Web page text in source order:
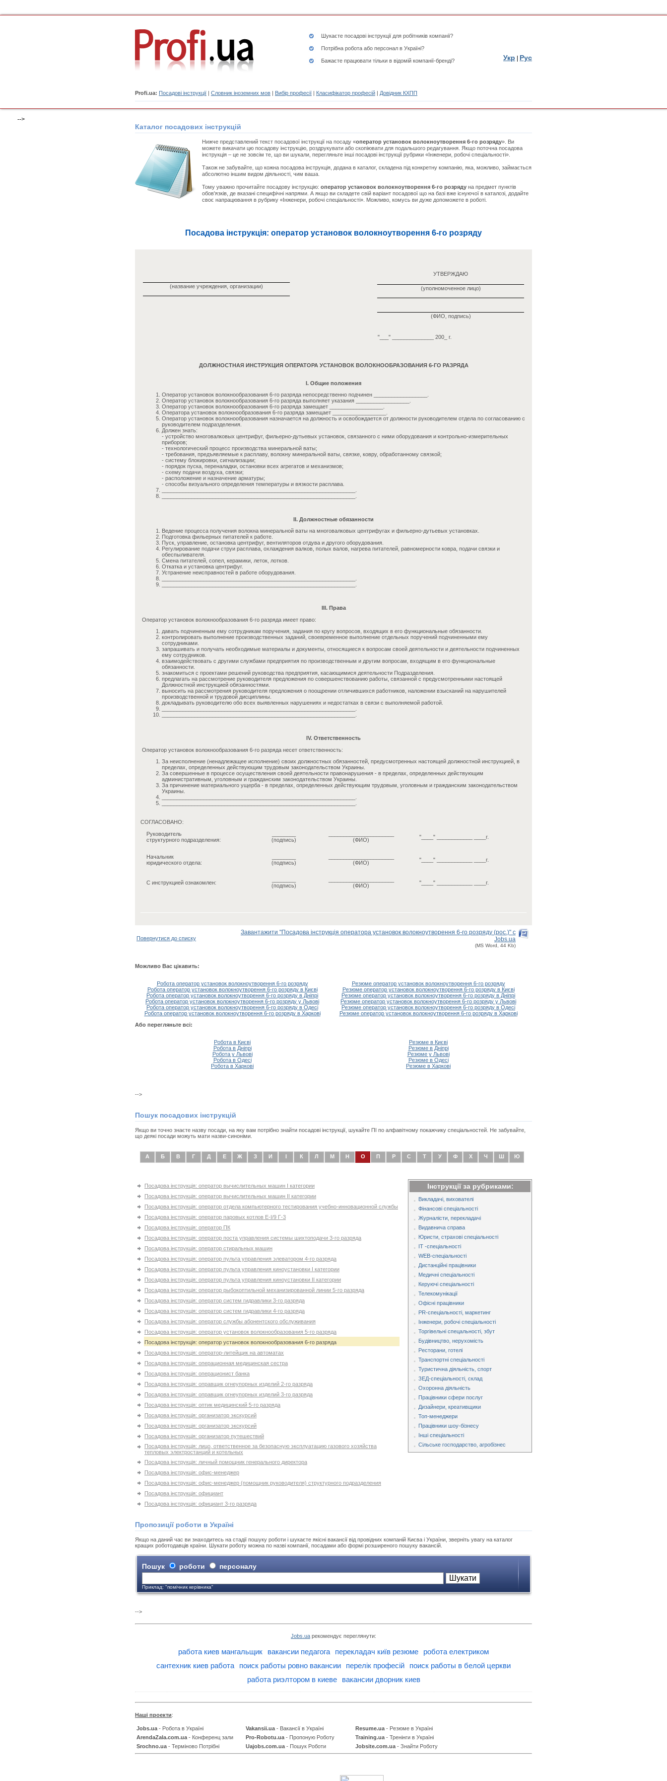
Шукаєте посадові інструкції для робітників компанії?
Потрібна робота або персонал в Україні?
Бажаєте працювати тільки в відомій компанії-бренді?
Profi.ua: Посадові інструкції | Словник іноземних мов | Вибір професії | Класифікатор професій | Довідник КХПП
Укр Рус
-->
Каталог посадових інструкцій
Нижче представлений текст посадової інструкції на посаду «оператор установок волокноутворення 6-го розряду». Ви
можете викачати цю посадову інструкцію, роздрукувати або скопіювати для подальшого редагування. Якщо поточна посадова
інструкція – це не зовсім те, що ви шукали, перегляньте інші посадові інструкції рубрики «Інженери, робочі спеціальності».
Також не забувайте, що кожна посадова інструкція, додана в каталог, складена під конкретну компанію, яка, можливо, займається
абсолютно іншим видом діяльності, чим ваша.
Тому уважно прочитайте посадову інструкцію: оператор установок волокноутворення 6-го розряду на предмет пунктів
обов'язків, де вказані специфічні напрями. А якщо ви складете свій варіант посадової що на базі вже існуючої в каталозі, додайте
своє напрацювання в рубрику «Інженери, робочі спеціальності». Можливо, комусь ви дуже допоможете в роботі.
Посадова інструкція: оператор установок волокноутворення 6-го розряду
(название учреждения, организации)
УТВЕРЖДАЮ
(уполномоченное лицо)
(ФИО, подпись)
"___" ______________ 200_ г.
ДОЛЖНОСТНАЯ ИНСТРУКЦИЯ ОПЕРАТОРА УСТАНОВОК ВОЛОКНООБРАЗОВАНИЯ 6-ГО РАЗРЯДА
I. Общие положения
Оператор установок волокнообразования 6-го разряда непосредственно подчинен __________________.
Оператор установок волокнообразования 6-го разряда выполняет указания __________________.
Оператор установок волокнообразования 6-го разряда замещает __________________.
Оператора установок волокнообразования 6-го разряда замещает __________________.
Оператор установок волокнообразования назначается на должность и освобождается от должности руководителем отдела по согласованию с
руководителем подразделения.
Должен знать:
- устройство многовалковых центрифуг, фильерно-дутьевых установок, связанного с ними оборудования и контрольно-измерительных
приборов;
- технологический процесс производства минеральной ваты;
- требования, предъявляемые к расплаву, волокну минеральной ваты, связке, ковру, обработанному связкой;
- систему блокировки, сигнализации;
- порядок пуска, переналадки, остановки всех агрегатов и механизмов;
- схему подачи воздуха, связки;
- расположение и назначение арматуры;
- способы визуального определения температуры и вязкости расплава.
II. Должностные обязанности
Ведение процесса получения волокна минеральной ваты на многовалковых центрифугах и фильерно-дутьевых установках.
Подготовка фильерных питателей к работе.
Пуск, управление, остановка центрифуг, вентиляторов отдува и другого оборудования.
Регулирование подачи струи расплава, охлаждения валков, полых валов, нагрева питателей, равномерности ковра, подачи связки и
обеспыливателя.
Смена питателей, сопел, керамики, леток, лотков.
Откатка и установка центрифуг.
Устранение неисправностей в работе оборудования.
III. Права
Оператор установок волокнообразования 6-го разряда имеет право:
давать подчиненным ему сотрудникам поручения, задания по кругу вопросов, входящих в его функциональные обязанности.
контролировать выполнение производственных заданий, своевременное выполнение отдельных поручений подчиненными ему
сотрудниками.
запрашивать и получать необходимые материалы и документы, относящиеся к вопросам своей деятельности и деятельности подчиненных
ему сотрудников.
взаимодействовать с другими службами предприятия по производственным и другим вопросам, входящим в его функциональные
обязанности.
знакомиться с проектами решений руководства предприятия, касающимися деятельности Подразделения.
предлагать на рассмотрение руководителя предложения по совершенствованию работы, связанной с предусмотренными настоящей
Должностной инструкцией обязанностями.
выносить на рассмотрения руководителя предложения о поощрении отличившихся работников, наложении взысканий на нарушителей
производственной и трудовой дисциплины.
докладывать руководителю обо всех выявленных нарушениях и недостатках в связи с выполняемой работой.
IV. Ответственность
Оператор установок волокнообразования 6-го разряда несет ответственность:
За неисполнение (ненадлежащее исполнение) своих должностных обязанностей, предусмотренных настоящей должностной инструкцией, в
пределах, определенных действующим трудовым законодательством Украины.
За совершенные в процессе осуществления своей деятельности правонарушения - в пределах, определенных действующим
административным, уголовным и гражданским законодательством Украины.
За причинение материального ущерба - в пределах, определенных действующим трудовым, уголовным и гражданским законодательством
Украины.
СОГЛАСОВАНО:
Руководитель
структурного подразделения:
(подпись)
(ФИО)
"____" ____________ ____г.
Начальник
юридического отдела:
(подпись)
(ФИО)
"____" ____________ ____г.
С инструкцией ознакомлен:
(подпись)
(ФИО)
"____" ____________ ____г.
Повернутися до списку
Завантажити "Посадова інструкція оператора установок волокноутворення 6-го розряду (рос.)" с
Jobs.ua
(MS Word, 44 Kb)
Можливо Вас цікавить:
Робота оператор установок волокноутворення 6-го розряду
Резюме оператор установок волокноутворення 6-го розряду
Робота оператор установок волокноутворення 6-го розряду в Києві
Резюме оператор установок волокноутворення 6-го розряду в Києві
Робота оператор установок волокноутворення 6-го розряду в Дніпрі
Резюме оператор установок волокноутворення 6-го розряду в Дніпрі
Робота оператор установок волокноутворення 6-го розряду у Львові
Резюме оператор установок волокноутворення 6-го розряду у Львові
Робота оператор установок волокноутворення 6-го розряду в Одесі
Резюме оператор установок волокноутворення 6-го розряду в Одесі
Робота оператор установок волокноутворення 6-го розряду в Харкові
Резюме оператор установок волокноутворення 6-го розряду в Харкові
Або перегляньте всі:
Робота в Києві
Резюме в Києві
Робота в Дніпрі
Резюме в Дніпрі
Робота у Львові
Резюме у Львові
Робота в Одесі
Резюме в Одесі
Робота в Харкові
Резюме в Харкові
-->
Пошук посадових інструкцій
Якщо ви точно знаєте назву посади, на яку вам потрібно знайти посадові інструкції, шукайте ПІ по алфавітному покажчику спеціальностей. Не забувайте,
що деякі посади можуть мати назви-синоніми.
А Б В Г Д Е Ж З И І К Л М Н О П Р С Т У Ф Х Ч Ш Ю
Посадова інструкція: оператор вычислительных машин I категории
Посадова інструкція: оператор вычислительных машин II категории
Посадова інструкція: оператор отдела компьютерного тестирования учебно-инновационной службы
Посадова інструкція: оператор паровых котлов E-I/9 Г-3
Посадова інструкція: оператор ПК
Посадова інструкція: оператор поста управления системы шихтоподачи 3-го разряда
Посадова інструкція: оператор стиральных машин
Посадова інструкція: оператор пульта управления элеватором 4-го разряда
Посадова інструкція: оператор пульта управления киноустановки I категории
Посадова інструкція: оператор пульта управления киноустановки IІ категории
Посадова інструкція: оператор рыбокоптильной механизированной линии 5-го разряда
Посадова інструкція: оператор систем гидравлики 3-го разряда
Посадова інструкція: оператор систем гидравлики 4-го разряда
Посадова інструкція: оператор службы абонентского обслуживания
Посадова інструкція: оператор установок волокнообразования 5-го разряда
Посадова інструкція: оператор установок волокнообразования 6-го разряда
Посадова інструкція: оператор-литейщик на автоматах
Посадова інструкція: операционная медицинская сестра
Посадова інструкція: операционист банка
Посадова інструкція: оправщик огнеупорных изделий 2-го разряда
Посадова інструкція: оправщик огнеупорных изделий 3-го разряда
Посадова інструкція: оптик медицинский 5-го разряда
Посадова інструкція: организатор экскурсий
Посадова інструкція: организатор экскурсий
Посадова інструкція: организатор путешествий
Посадова інструкція: лицо, ответственное за безопасную эксплуатацию газового хозяйства
тепловых электростанций и котельных
Посадова інструкція: личный помощник генерального директора
Посадова інструкція: офис-менеджер
Посадова інструкція: офис-менеджер (помощник руководителя) структурного подразделения
Посадова інструкція: официант
Посадова інструкція: официант 3-го разряда
Інструкції за рубриками:
Викладачі, вихователі
Фінансові спеціальності
Журналісти, перекладачі
Видавнича справа
Юристи, страхові спеціальності
IT -спеціальності
WEB-спеціальності
Дистанційні працівники
Медичні спеціальності
Керуючі спеціальності
Телекомунікації
Офісні працівники
PR-спеціальності, маркетинг
Інженери, робочі спеціальності
Торгівельні спецальності, збут
Будівництво, нерухомість
Ресторани, готелі
Транспортні спеціальності
Туристична діяльність, спорт
ЗЕД-спеціальності, склад
Охоронна діяльність
Працівники сфери послуг
Дизайнери, креативщики
Топ-менеджери
Працівники шоу-бізнесу
Інші спеціальності
Сільське господарство, агробізнес
Пропозиції роботи в Україні
Якщо на даний час ви знаходитесь на стадії пошуку роботи і шукаєте якісні вакансії від провідних компаній Києва і України, зверніть увагу на каталог
кращих роботодавців країни. Шукати роботу можна по назві компанії, посадами або формі розширеного пошуку вакансій.
Пошук роботи персоналу
Приклад: "помічник керівника"
-->
Jobs.ua рекомендує переглянути:
работа киев мангальщик вакансии педагога перекладач київ резюме
робота електриком
сантехник киев работа
поиск работы ровно вакансии перелік професій
поиск работы в белой церкви
работа риэлтором в киеве
вакансии дворник киев
Наші проекти:
Jobs.ua - Робота в Україні Vakansii.ua - Вакансії в Україні Resume.ua - Резюме в Україні
ArendaZala.com.ua - Конференц зали Pro-Robotu.ua - Пропоную Роботу Training.ua - Тренінги в Україні
Srochno.ua - Терміново Потрібні Uajobs.com.ua - Пошук Роботи Jobsite.com.ua - Знайти Роботу